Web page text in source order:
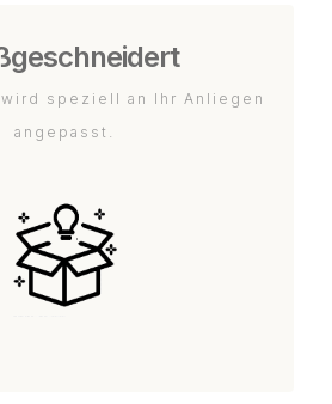
speziell an Ihr Anliegen
angepasst.